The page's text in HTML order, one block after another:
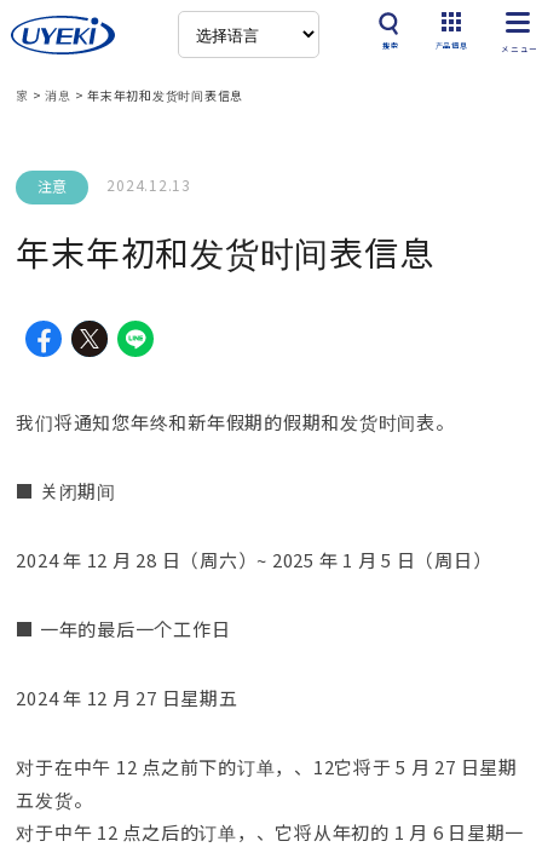
搜索 产品信息
家 >消息 >年末年初和发货时间表信息
2024.12.13
注意
年末年初和发货时间表信息
我们将通知您年终和新年假期的假期和发货时间表。
■ 关闭期间
2024 年 12 月 28 日（周六）~ 2025 年 1 月 5 日（周日）
■ 一年的最后一个工作日
2024 年 12 月 27 日星期五
对于在中午 12 点之前下的订单，、12它将于 5 月 27 日星期
五发货。
对于中午 12 点之后的订单，、它将从年初的 1 月 6 日星期一